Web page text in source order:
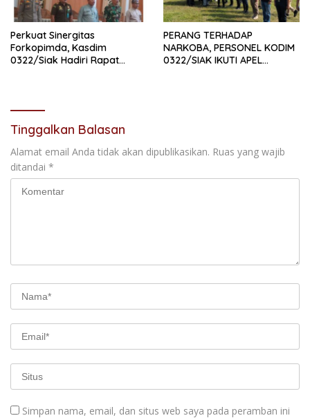
Perkuat Sinergitas
Forkopimda, Kasdim
0322/Siak Hadiri Rapat
PERANG TERHADAP
NARKOBA, PERSONEL KODIM
0322/SIAK IKUTI APEL
Tinggalkan Balasan
Alamat email Anda tidak akan dipublikasikan. Ruas yang wajib
ditandai *
Simpan nama, email, dan situs web saya pada peramban ini